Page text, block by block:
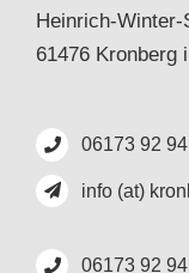
Heinrich-Winter-
61476 Kronberg
06173 92
info (at)
06173 92